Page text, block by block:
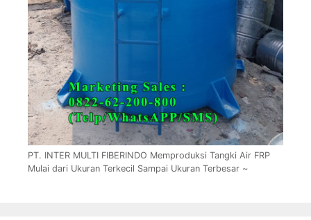
PT. INTER MULTI FIBERINDO Memproduksi Tangki Air FRP
Mulai dari Ukuran Terkecil Sampai Ukuran Terbesar ~